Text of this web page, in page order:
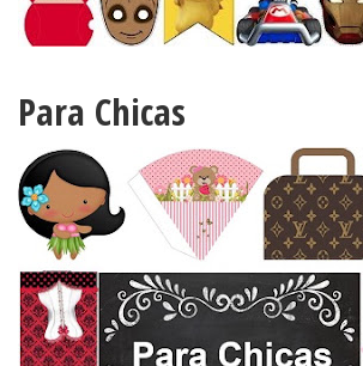
Para Chicas